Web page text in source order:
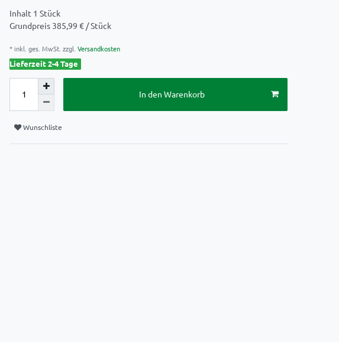
Inhalt 1 Stück
Grundpreis 385,99 € / Stück
* inkl. ges. MwSt. zzgl. Versandkosten
Lieferzeit 2-4 Tage
In den Warenkorb
Wunschliste